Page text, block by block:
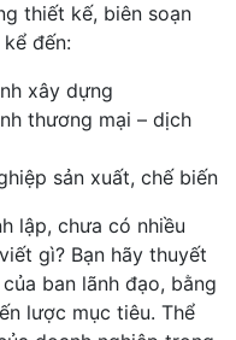
thiết kế, biên soạn
đến:
xây dựng
thương mại – dịch
sản xuất, chế biến
lập, chưa có nhiều
gì? Bạn hãy thuyết
ban lãnh đạo, bằng
lược mục tiêu. Thể